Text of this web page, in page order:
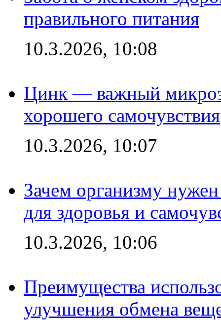
правильного питания
10.3.2026, 10:08
Цинк — важный
хорошего самочувствия
10.3.2026, 10:07
Зачем организму
для здоровья и
10.3.2026, 10:06
Преимущества
улучшения обмена